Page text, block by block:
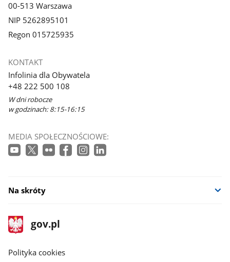
00-513 Warszawa
NIP 5262895101
Regon 015725935
KONTAKT
Infolinia dla Obywatela
+48 222 500 108
W dni robocze
w godzinach: 8:15-16:15
MEDIA SPOŁECZNOŚCIOWE:
Na skróty
stopka
gov.pl
Strona
gov.pl
gov.pl
Polityka cookies